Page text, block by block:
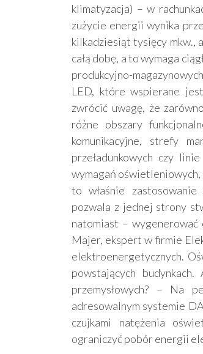
klimatyzacja) – w
zużycie energii wynika
kilkadziesiąt tysięcy mkw.,
całą dobę, a to wymaga
produkcyjno-
LED, które wspierane
zwrócić uwagę, że
różne obszary
komunikacyjne, strefy
przeładunkowych czy
wymagań oświetleniowych,
to właśnie zastosowanie
pozwala z jednej strony
natomiast –
Majer, ekspert w firmie
elektroenergetycznych.
powstających
przemysłowych? – Na
adresowalnym systemie
czujkami natężenia
ograniczyć pobór energii